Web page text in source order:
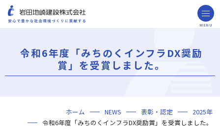
MENU
ごあいさつ
ミッション・ビジョン・社訓
会社概要
組織図
役員一覧
沿革
岩田地崎の歴史
事業所一覧
関連会社
プレスリリース
財務情報
岩田地崎建設のCM
3分でわかる岩田地崎建設
用途区分から探す
GISマップシステム
Niseko Project
プロジェクトレポート
技術・ソリューション
ソリューション
令和6年度「みちのくインフラDX奨励
賞」を受賞しました。
ホーム NEWS 表彰・認定
2025年
令和6年度「みちのくインフラDX奨励賞」を受賞しました。